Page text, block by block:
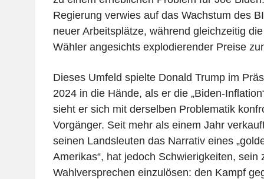
Regierung verwies auf das Wachstum des
neuer Arbeitsplätze, während gleichzeitig
Wähler angesichts explodierender Preise
Dieses Umfeld spielte Donald Trump im
2024 in die Hände, als er die „Biden-
sieht er sich mit derselben Problematik
Vorgänger. Seit mehr als einem Jahr
seinen Landsleuten das Narrativ eines
Amerikas“, hat jedoch Schwierigkeiten, sein
Wahlversprechen einzulösen: den Kampf